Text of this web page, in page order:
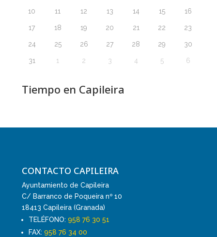
10 11 12 13 14 15 16
17 18 19 20 21 22 23
24 25 26 27 28 29 30
31 1 2 3 4 5 6
Tiempo en Capileira
CONTACTO CAPILEIRA
Ayuntamiento de Capileira
C/ Barranco de Poqueira nº 10
18413 Capileira (Granada)
TELÉFONO: 958 76 30 51
FAX: 958 76 34 00